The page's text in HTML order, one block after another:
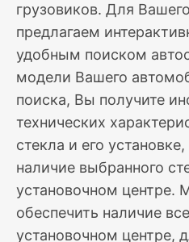
грузовиков. Для
предлагаем
удобным поиском
модели Вашего
поиска, Вы получите
технических
стекла и его
наличие выбранного
установочном центре.
обеспечить наличие
установочном центре,